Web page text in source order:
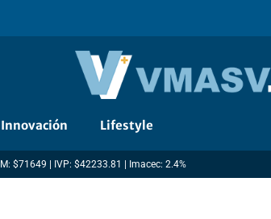
Innovación Lifestyle
$71649 | IVP: $42233.81 | Imacec: 2.4%